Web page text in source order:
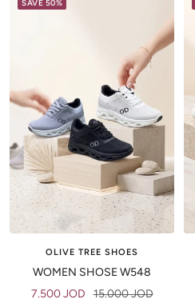
SAVE 50%
OLIVE TREE SHOES
WOMEN SHOSE W548
Sale
7.500 JOD Regular
15.000 JOD